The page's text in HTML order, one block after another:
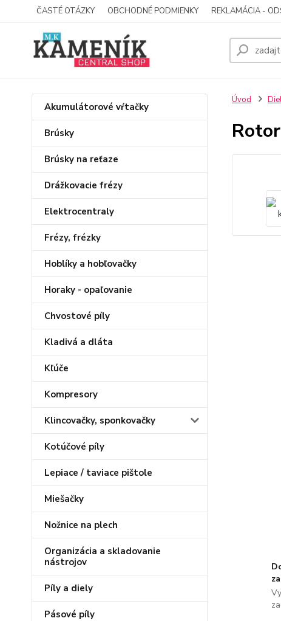
ČASTÉ OTÁZKY OBCHODNÉ PODMIENKY REKLAMÁCIA -
Akumulátorové vŕtačky
Brúsky
Brúsky na reťaze
Drážkovacie frézy
Elektrocentraly
Frézy, frézky
Hoblíky a hobľovačky
Horaky - opaľovanie
Chvostové píly
Kladivá a dláta
Kľúče
Kompresory
Klincovačky, sponkovačky
Kotúčové píly
Lepiace / taviace pištole
Miešačky
Nožnice na plech
Organizácia a skladovanie
nástrojov
Píly a diely
Pásové píly
Úvod